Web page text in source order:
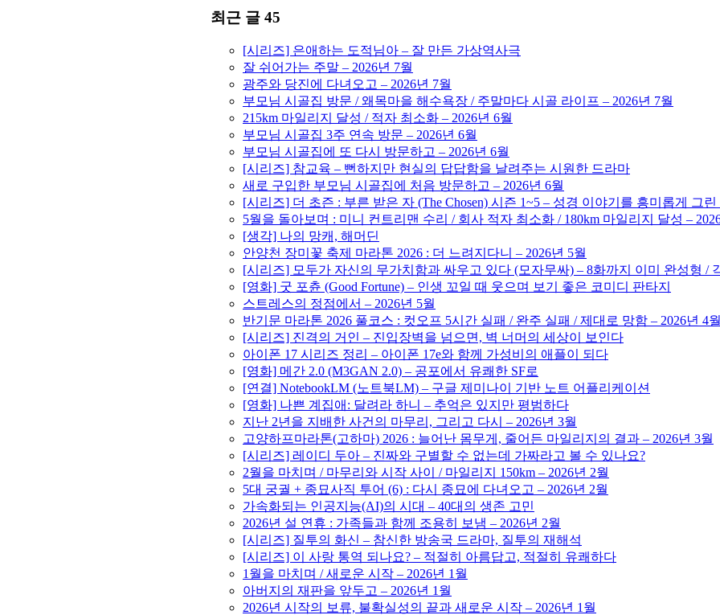
최근 글 45
[시리즈] 은애하는 도적님아 – 잘 만든 가상역사극
잘 쉬어가는 주말 – 2026년 7월
광주와 당진에 다녀오고 – 2026년 7월
부모님 시골집 방문 / 왜목마을 해수욕장 / 주말마다 시골 라이프 – 2026년 7월
215km 마일리지 달성 / 적자 최소화 – 2026년 6월
부모님 시골집 3주 연속 방문 – 2026년 6월
부모님 시골집에 또 다시 방문하고 – 2026년 6월
[시리즈] 참교육 – 뻔하지만 현실의 답답함을 날려주는 시원한 드라마
새로 구입한 부모님 시골집에 처음 방문하고 – 2026년 6월
[시리즈] 더 초즌 : 부른 받은 자 (The Chosen) 시즌 1~5 – 성경 이야기를 흥미롭게 그
5월을 돌아보며 : 미니 컨트리맨 수리 / 회사 적자 최소화 / 180km 마일리지 달성 –
[생각] 나의 망캐, 해머딘
안양천 장미꽃 축제 마라톤 2026 : 더 느려지다니 – 2026년 5월
[시리즈] 모두가 자신의 무가치함과 싸우고 있다 (모자무싸) – 8화까지 이미 완성형 /
[영화] 굿 포츈 (Good Fortune) – 인생 꼬일 때 웃으며 보기 좋은 코미디 판타지
스트레스의 정점에서 – 2026년 5월
반기문 마라톤 2026 풀코스 : 컷오프 5시간 실패 / 완주 실패 / 제대로 망함 – 2026년 4월
[시리즈] 진격의 거인 – 진입장벽을 넘으면, 벽 너머의 세상이 보인다
아이폰 17 시리즈 정리 – 아이폰 17e와 함께 가성비의 애플이 되다
[영화] 메간 2.0 (M3GAN 2.0) – 공포에서 유쾌한 SF로
[연결] NotebookLM (노트북LM) – 구글 제미나이 기반 노트 어플리케이션
[영화] 나쁜 계집애: 달려라 하니 – 추억은 있지만 평범하다
지난 2년을 지배한 사건의 마무리, 그리고 다시 – 2026년 3월
고양하프마라톤(고하마) 2026 : 늘어난 몸무게, 줄어든 마일리지의 결과 – 2026년 3월
[시리즈] 레이디 두아 – 진짜와 구별할 수 없는데 가짜라고 볼 수 있나요?
2월을 마치며 / 마무리와 시작 사이 / 마일리지 150km – 2026년 2월
5대 궁궐 + 종묘사직 투어 (6) : 다시 종묘에 다녀오고 – 2026년 2월
가속화되는 인공지능(AI)의 시대 – 40대의 생존 고민
2026년 설 연휴 : 가족들과 함께 조용히 보냄 – 2026년 2월
[시리즈] 질투의 화신 – 참신한 방송국 드라마, 질투의 재해석
[시리즈] 이 사랑 통역 되나요? – 적절히 아름답고, 적절히 유쾌하다
1월을 마치며 / 새로운 시작 – 2026년 1월
아버지의 재판을 앞두고 – 2026년 1월
2026년 시작의 보류, 불확실성의 끝과 새로운 시작 – 2026년 1월